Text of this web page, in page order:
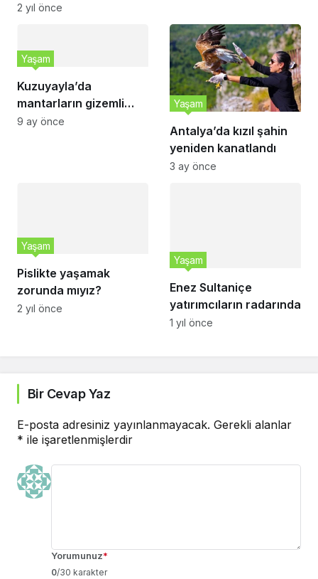
2 yıl önce
Kuzuyayla’da
mantarların gizemli
dünyası keşfedildi
Yaşam
9 ay önce
Antalya’da kızıl şahin
yeniden kanatlandı
Yaşam
3 ay önce
Pislikte yaşamak
zorunda mıyız?
Yaşam
2 yıl önce
Enez Sultaniçe
yatırımcıların radarında
Yaşam
1 yıl önce
Bir Cevap Yaz
E-posta adresiniz yayınlanmayacak. Gerekli alanlar
* ile işaretlenmişlerdir
Yorumunuz*
0/30 karakter